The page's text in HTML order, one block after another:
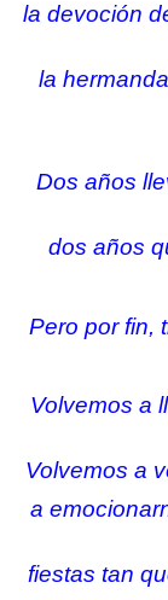
la devoción
la
Dos años
dos años
Pero por fin,
Volvemos a
Volvemos a
a
fiestas tan